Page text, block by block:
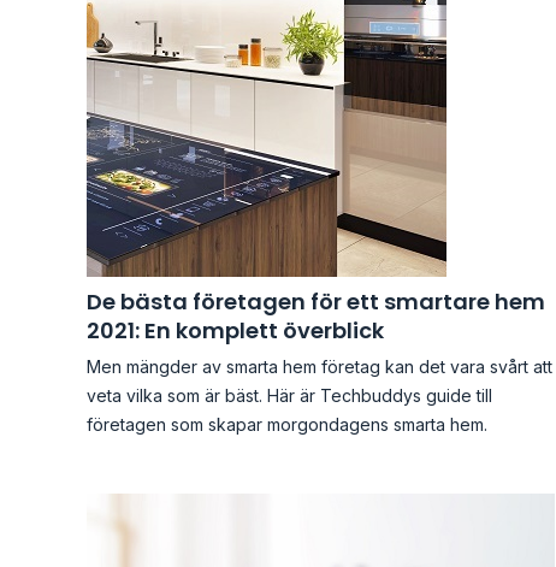
De bästa företagen för ett smartare hem
2021: En komplett överblick
Men mängder av smarta hem företag kan det vara svårt att
veta vilka som är bäst. Här är Techbuddys guide till
företagen som skapar morgondagens smarta hem.